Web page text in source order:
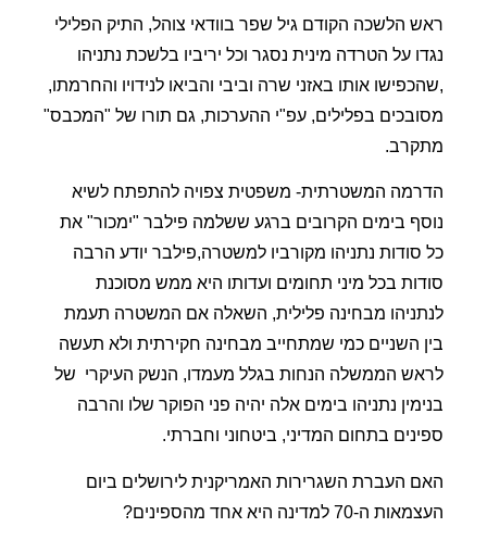
ראש הלשכה הקודם גיל שפר בוודאי צוהל, התיק הפלילי
נגדו על הטרדה מינית נסגר וכל יריביו בלשכת נתניהו
,שהכפישו אותו באזני שרה וביבי והביאו לנידויו והחרמתו,
מסובכים בפלילים, עפ"י ההערכות, גם תורו של "המכבס"
מתקרב.
הדרמה המשטרתית- משפטית צפויה להתפתח לשיא
נוסף בימים הקרובים ברגע ששלמה פילבר "ימכור" את
כל סודות נתניהו מקורביו למשטרה,פילבר יודע הרבה
סודות בכל מיני תחומים ועדותו היא ממש מסוכנת
לנתניהו מבחינה פלילית, השאלה אם המשטרה תעמת
בין השניים כמי שמתחייב מבחינה חקירתית ולא תעשה
לראש הממשלה הנחות בגלל מעמדו, הנשק העיקרי של
בנימין נתניהו בימים אלה יהיה פני הפוקר שלו והרבה
ספינים בתחום המדיני, ביטחוני וחברתי.
האם העברת השגרירות האמריקנית לירושלים ביום
העצמאות ה-70 למדינה היא אחד מהספינים?